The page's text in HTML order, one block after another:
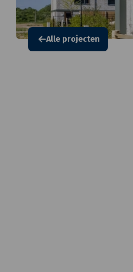
Alle projecten